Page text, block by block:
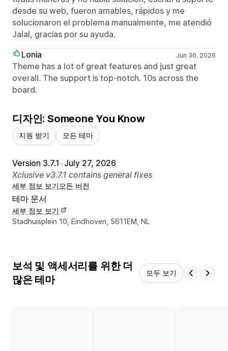
desde su web, fueron amables, rápidos y me
solucionaron el problema manualmente, me atendió
Jalal, gracias por su ayuda.
Lonia
Jun 30, 2026
Theme has a lot of great features and just great
overall. The support is top-notch. 10s across the
board.
디자인: Someone You Know
지원 받기 모든 테마
Version 3.7.1 •July 27, 2026
Xclusive v3.7.1 contains general fixes
세부 정보 보기 모든 버전
테마 문서
세부 정보 보기
디자이너 연락처 세부 정보
Stadhuisplein 10, Eindhoven, 5611EM, NL
보석 및 액세서리를 위한 더
많은 테마
모두 보기